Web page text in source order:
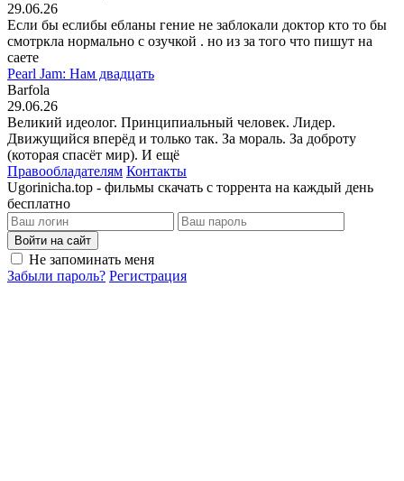
29.06.26
Если бы еслибы ебланы гение не заблокали доктор кто то бы
смотркла нормально с озучкой . но из за того что пишут на
саете
Pearl Jam: Нам двадцать
Barfola
29.06.26
Великий идеолог. Принципиальный человек. Лидер.
Движущийся вперёд и только так. За мораль. За доброту
(которая спасёт мир). И ещё
Правообладателям Контакты
Ugorinicha.top - фильмы скачать с торрента на каждый день
бесплатно
Войти на сайт
Не запоминать меня
Забыли пароль? Регистрация